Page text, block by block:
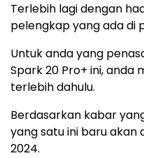
Terlebih lagi dengan
pelengkap yang ada di
Untuk anda yang
Spark 20 Pro+ ini, anda
terlebih dahulu.
Berdasarkan kabar
yang satu ini baru akan
2024.